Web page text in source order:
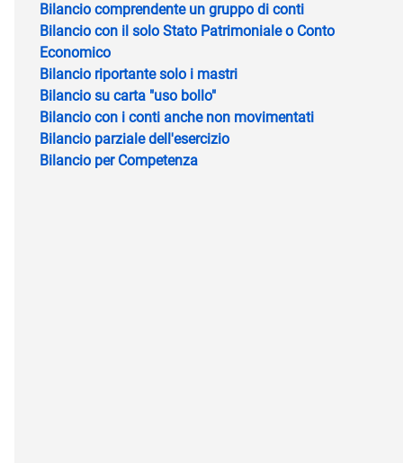
Bilancio comprendente un gruppo di conti
Bilancio con il solo Stato Patrimoniale o Conto
Economico
Bilancio riportante solo i mastri
Bilancio su carta "uso bollo"
Bilancio con i conti anche non movimentati
Bilancio parziale dell'esercizio
Bilancio per Competenza